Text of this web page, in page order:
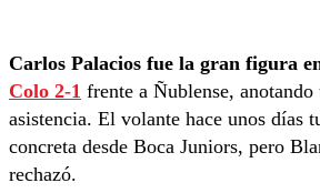
Carlos Palacios fue la gran figura
Colo 2-1 frente a Ñublense,
asistencia. El volante hace unos días
concreta desde Boca Juniors, pero
rechazó.